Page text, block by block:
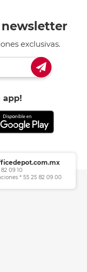
exclusivas.
app!
09 10
* 55 25 82 09 00